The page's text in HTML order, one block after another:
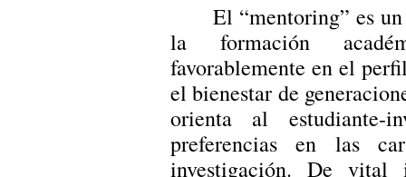
El “mentoring” es
la formación
favorablemente en el
el bienestar de
orienta al estudiante-
preferencias en las
investigación. De vital